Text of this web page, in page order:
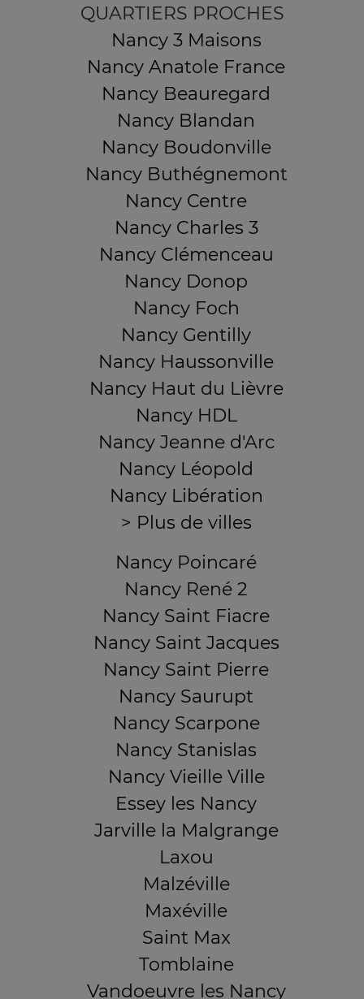
QUARTIERS PROCHES
Nancy 3 Maisons
Nancy Anatole France
Nancy Beauregard
Nancy Blandan
Nancy Boudonville
Nancy Buthégnemont
Nancy Centre
Nancy Charles 3
Nancy Clémenceau
Nancy Donop
Nancy Foch
Nancy Gentilly
Nancy Haussonville
Nancy Haut du Lièvre
Nancy HDL
Nancy Jeanne d'Arc
Nancy Léopold
Nancy Libération
> Plus de villes
Nancy Poincaré
Nancy René 2
Nancy Saint Fiacre
Nancy Saint Jacques
Nancy Saint Pierre
Nancy Saurupt
Nancy Scarpone
Nancy Stanislas
Nancy Vieille Ville
Essey les Nancy
Jarville la Malgrange
Laxou
Malzéville
Maxéville
Saint Max
Tomblaine
Vandoeuvre les Nancy